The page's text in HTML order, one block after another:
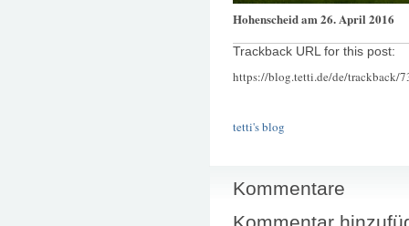
Hohenscheid am 26. April 2016
Trackback URL for this post:
https://blog.tetti.de/de/trackback/
tetti's blog
Kommentare